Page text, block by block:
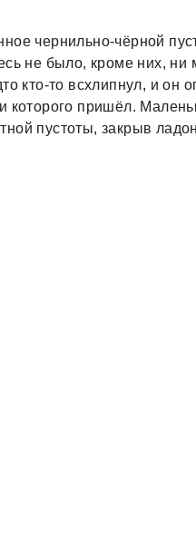
чернильно-чёрной
не было, кроме них,
кто-то всхлипнул, и он
которого пришёл.
пустоты, закрыв